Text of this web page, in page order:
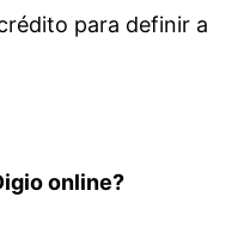
para definir a
online?